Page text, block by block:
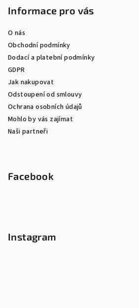
Informace pro vás
O nás
Obchodní podmínky
Dodací a platební podmínky
GDPR
Jak nakupovat
Odstoupení od smlouvy
Ochrana osobních údajů
Mohlo by vás zajímat
Naši partneři
Facebook
Instagram